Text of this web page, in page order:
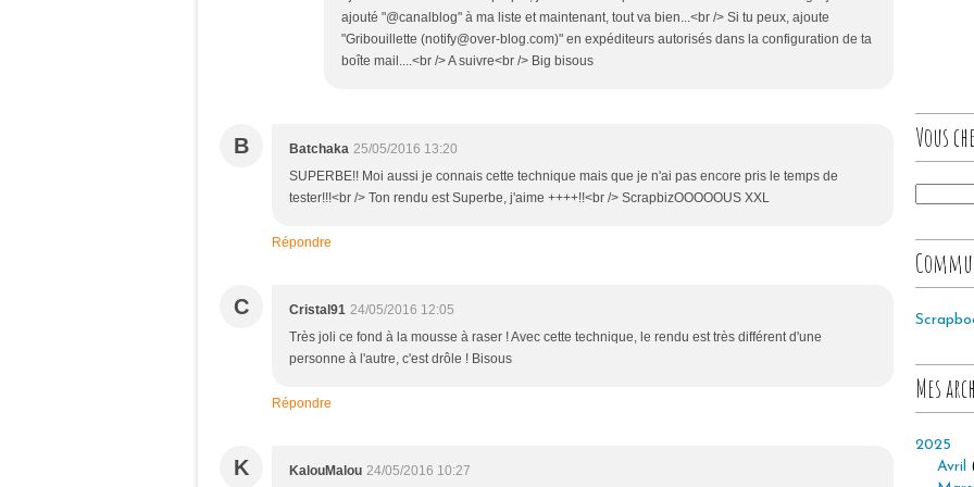
ajouté "@canalblog" à ma liste et maintenant, tout va bien...<br /> Si tu peux, ajoute
"Gribouillette (notify@over-blog.com)" en expéditeurs autorisés dans la configuration de ta
boîte mail....<br /> A suivre<br /> Big bisous
B Batchaka 25/05/2016 13:20
SUPERBE!! Moi aussi je connais cette technique mais que je n'ai pas encore pris le temps de
tester!!!<br /> Ton rendu est Superbe, j'aime ++++!!<br /> ScrapbizOOOOOUS XXL
Répondre
C Cristal91 24/05/2016 12:05
Très joli ce fond à la mousse à raser ! Avec cette technique, le rendu est très différent d'une
personne à l'autre, c'est drôle ! Bisous
Répondre
K KalouMalou 24/05/2016 10:27
Vous
Mes
2025
Avril